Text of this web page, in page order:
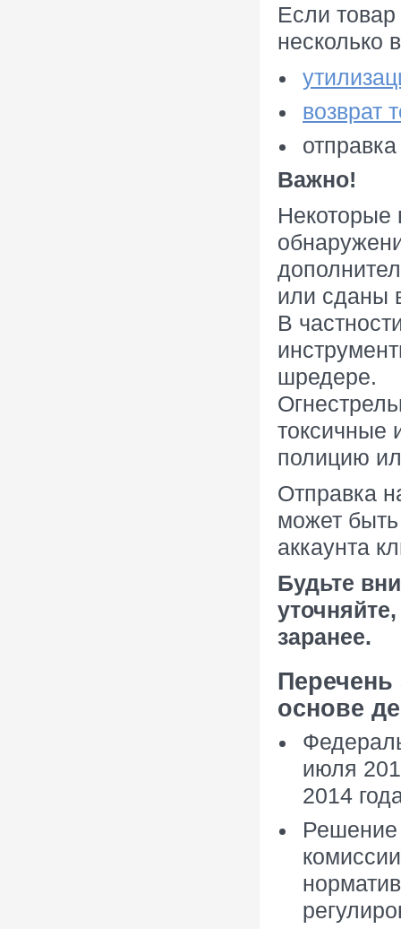
Если
несколько
возврат
Важно!
Некоторые
или сданы
В
шредере.
токсичные
полицию
Отправка
может
аккаунта
Будьте
заранее.
основе
июля
2014
Решение